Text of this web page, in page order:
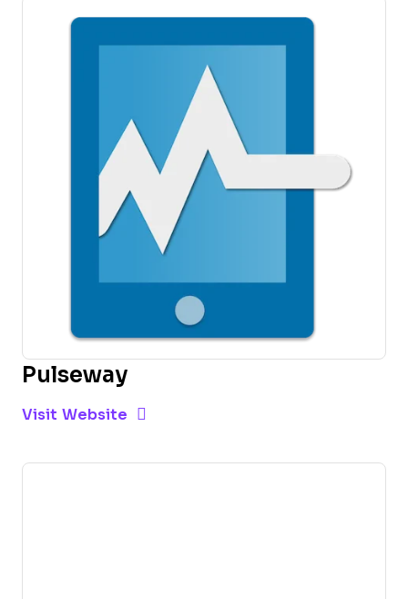
Pulseway
Visit Website Opens New Window